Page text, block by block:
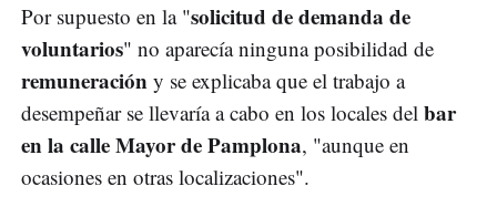
Por supuesto en la "solicitud de demanda de
voluntarios" no aparecía ninguna posibilidad de
remuneración y se explicaba que el trabajo a
desempeñar se llevaría a cabo en los locales del bar
en la calle Mayor de Pamplona, "aunque en
ocasiones en otras localizaciones".